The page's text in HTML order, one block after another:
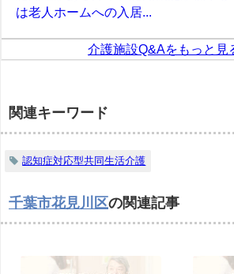
は老人ホームへの入居...
介護施設Q&Aをもっと見
関連キーワード
認知症対応型共同生活介護
千葉市花見川区の関連記事